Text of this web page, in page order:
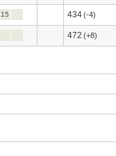
15 434(-4)
472 (+8)